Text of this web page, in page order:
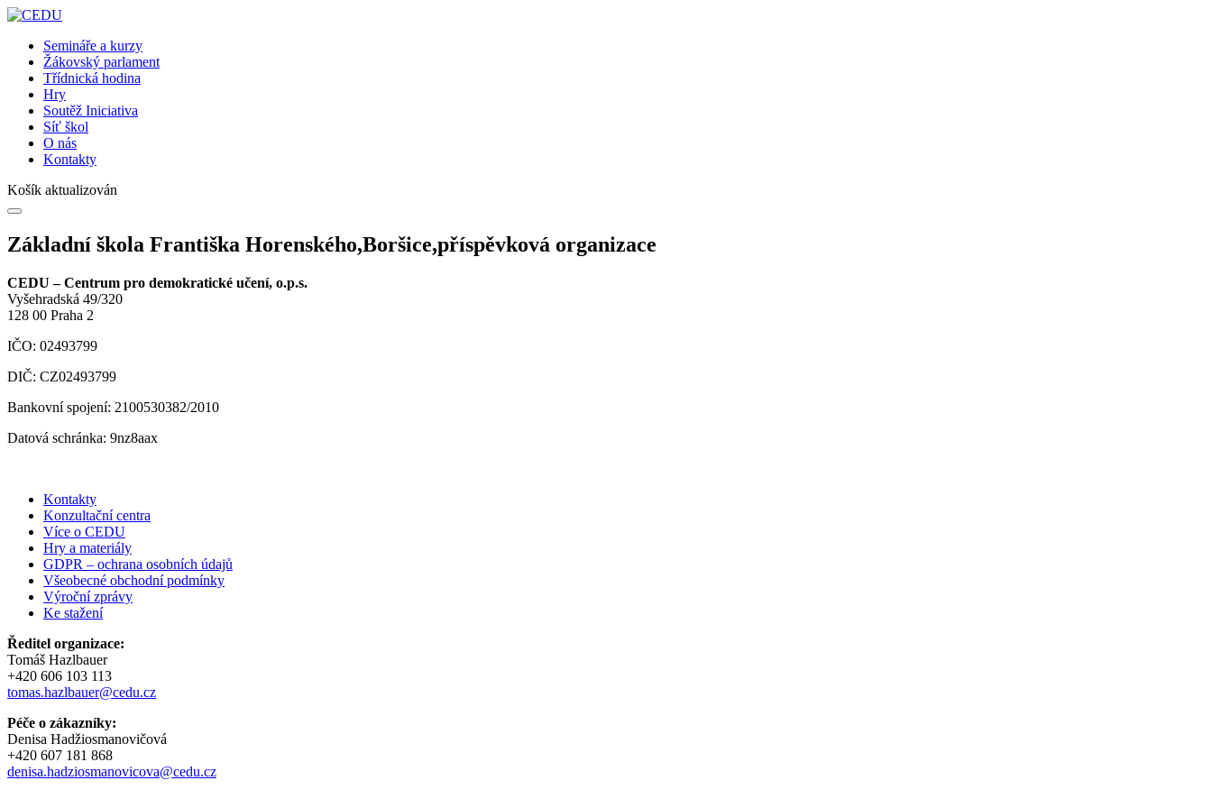
Semináře a kurzy
Žákovský parlament
Třídnická hodina
Hry
Soutěž Iniciativa
Síť škol
O nás
Kontakty
Košík aktualizován
Základní škola Františka Horenského,Boršice,příspěvková organizace
CEDU – Centrum pro demokratické učení, o.p.s.
Vyšehradská 49/320
128 00 Praha 2
IČO: 02493799
DIČ: CZ02493799
Bankovní spojení: 2100530382/2010
Datová schránka: 9nz8aax
Kontakty
Konzultační centra
Více o CEDU
Hry a materiály
GDPR – ochrana osobních údajů
Všeobecné obchodní podmínky
Výroční zprávy
Ke stažení
Ředitel organizace:
Tomáš Hazlbauer
+420 606 103 113
tomas.hazlbauer@cedu.cz
Péče o zákazníky:
Denisa Hadžiosmanovičová
+420 607 181 868
denisa.hadziosmanovicova@cedu.cz